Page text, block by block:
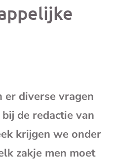
er diverse vragen
de redactie van
krijgen we onder
zakje men moet